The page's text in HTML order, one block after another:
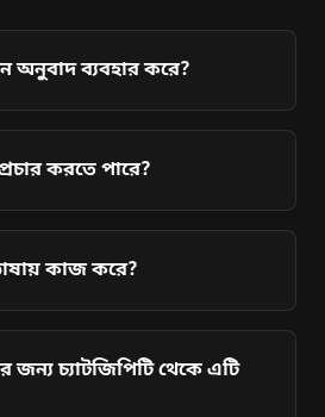
অনুবাদ ব্যবহার করে?
করতে পারে?
কাজ করে?
জন্য চ্যাটজিপিটি থেকে এটি